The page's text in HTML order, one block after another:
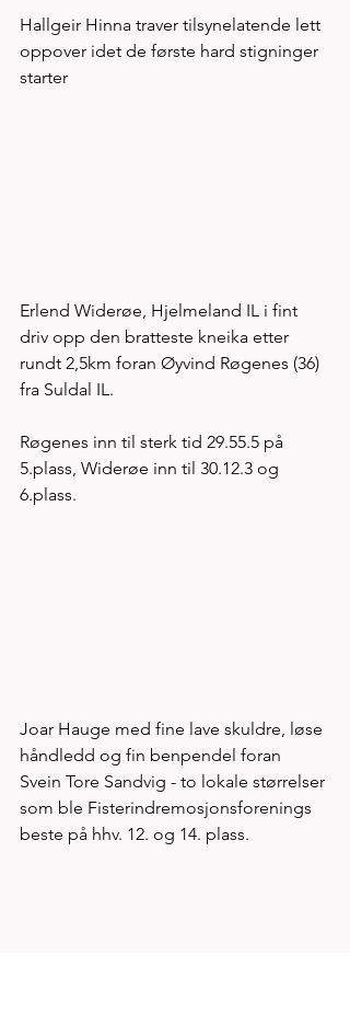
Hallgeir Hinna traver tilsynelatende lett
oppover idet de første hard stigninger
starter
Erlend Widerøe, Hjelmeland IL i fint
driv opp den bratteste kneika etter
rundt 2,5km foran Øyvind Røgenes (36)
fra Suldal IL.
Røgenes inn til sterk tid 29.55.5 på
5.plass, Widerøe inn til 30.12.3 og
6.plass.
Joar Hauge med fine lave skuldre, løse
håndledd og fin benpendel foran
Svein Tore Sandvig - to lokale størrelser
som ble Fisterindremosjonsforenings
beste på hhv. 12. og 14. plass.